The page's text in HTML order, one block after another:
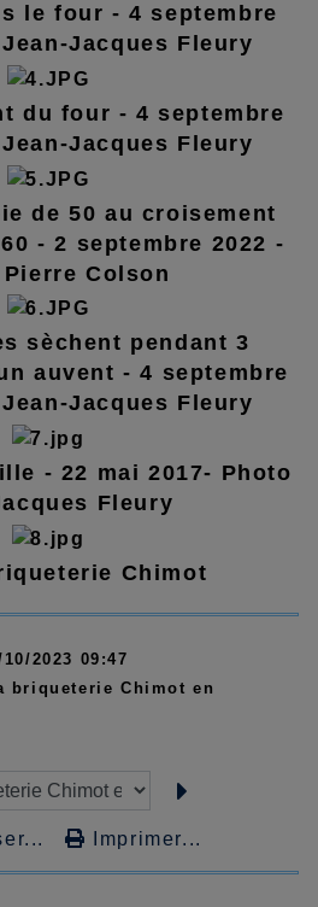
le four - 4 septembre
Jacques Fleury
du four - 4 septembre
Jacques Fleury
de 50 au croisement
- 2 septembre 2022 -
Colson
sèchent pendant 3
auvent - 4 septembre
Jacques Fleury
- 22 mai 2017- Photo
Fleury
Chimot
10/2023 09:47
briqueterie Chimot en
Imprimer...